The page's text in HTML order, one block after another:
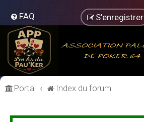
FAQ S’enregistrer
Portal Index du forum